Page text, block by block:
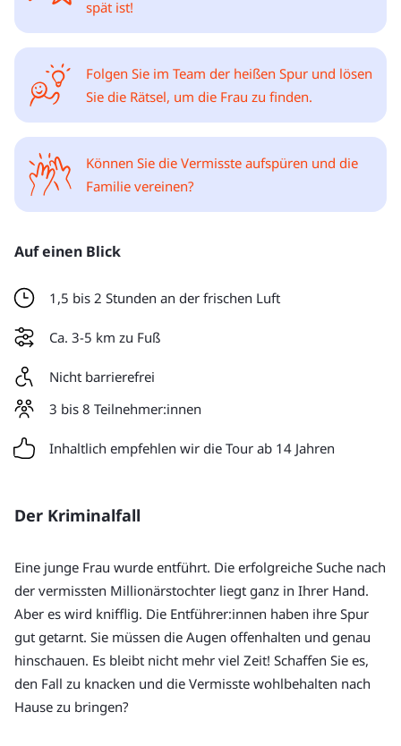
spät ist!
Folgen Sie im Team der heißen Spur und lösen
Sie die Rätsel, um die Frau zu finden.
Können Sie die Vermisste aufspüren und die
Familie vereinen?
Auf einen Blick
1,5 bis 2 Stunden an der frischen Luft
Ca. 3-5 km zu Fuß
Nicht barrierefrei
3 bis 8 Teilnehmer:innen
Inhaltlich empfehlen wir die Tour ab 14 Jahren
Der Kriminalfall
Eine junge Frau wurde entführt. Die erfolgreiche Suche nach
der vermissten Millionärstochter liegt ganz in Ihrer Hand.
Aber es wird knifflig. Die Entführer:innen haben ihre Spur
gut getarnt. Sie müssen die Augen offenhalten und genau
hinschauen. Es bleibt nicht mehr viel Zeit! Schaffen Sie es,
den Fall zu knacken und die Vermisste wohlbehalten nach
Hause zu bringen?